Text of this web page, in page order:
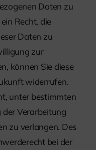
Daten zu
Recht, die
Daten zu
zur
können Sie diese
widerrufen.
unter bestimmten
der Verarbeitung
zu verlangen. Des
bei der